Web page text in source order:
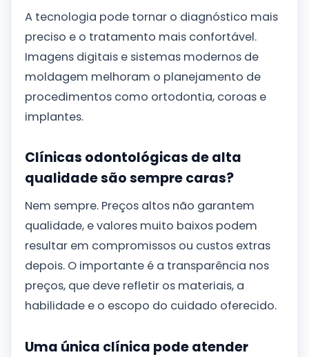
A tecnologia pode tornar o diagnóstico mais
preciso e o tratamento mais confortável.
Imagens digitais e sistemas modernos de
moldagem melhoram o planejamento de
procedimentos como ortodontia, coroas e
implantes.
Clínicas odontológicas de alta
qualidade são sempre caras?
Nem sempre. Preços altos não garantem
qualidade, e valores muito baixos podem
resultar em compromissos ou custos extras
depois. O importante é a transparência nos
preços, que deve refletir os materiais, a
habilidade e o escopo do cuidado oferecido.
Uma única clínica pode atender